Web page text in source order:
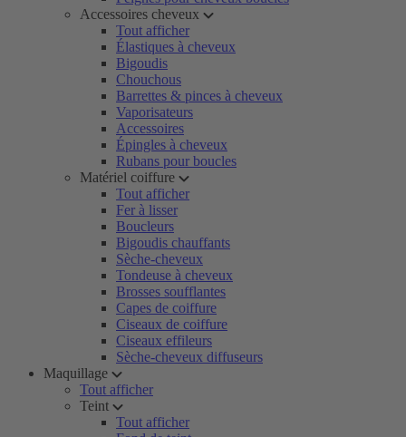
Accessoires cheveux
Tout afficher
Élastiques à cheveux
Bigoudis
Chouchous
Barrettes & pinces à cheveux
Vaporisateurs
Accessoires
Épingles à cheveux
Rubans pour boucles
Matériel coiffure
Tout afficher
Fer à lisser
Boucleurs
Bigoudis chauffants
Sèche-cheveux
Tondeuse à cheveux
Brosses soufflantes
Capes de coiffure
Ciseaux de coiffure
Ciseaux effileurs
Sèche-cheveux diffuseurs
Maquillage
Tout afficher
Teint
Tout afficher